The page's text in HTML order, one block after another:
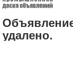
удалено.